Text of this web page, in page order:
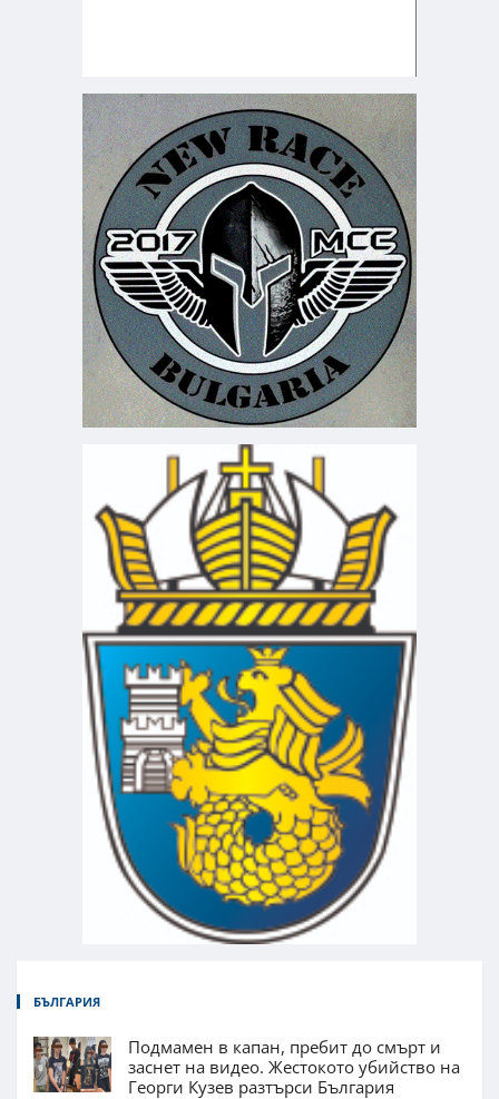
БЪЛГАРИЯ
Подмамен в капан, пребит до смърт и
заснет на видео. Жестокото убийство на
Георги Кузев разтърси България